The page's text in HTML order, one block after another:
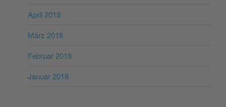
April 2018
März 2018
Februar 2018
Januar 2018